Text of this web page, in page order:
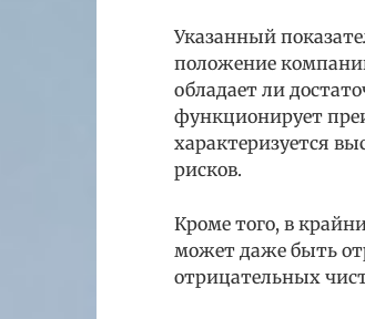
Указанный
положение
обладает ли
функционирует
характеризуется
рисков.
Кроме того, в
может даже быть
отрицательных